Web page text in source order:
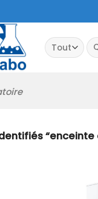
“enceinte